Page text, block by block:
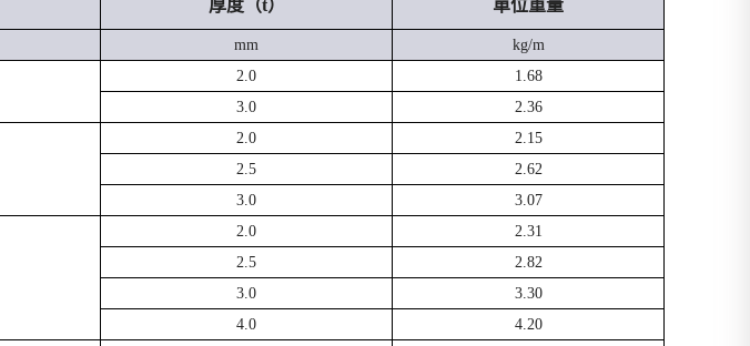
厚度（t） 單位重量
mm kg/m
2.0
1.68
3.0
2.36
2.0
2.15
2.5
2.62
3.0
3.07
2.0
2.31
2.5
2.82
3.0
3.30
4.0
4.20